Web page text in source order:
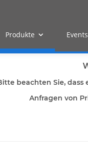
Produkte Events
beachten Sie, dass
Anfragen von